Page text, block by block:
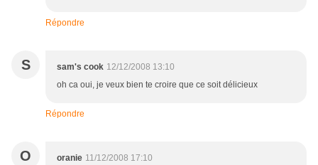
Répondre
S sam's cook 12/12/2008 13:10
oh ca oui, je veux bien te croire que ce soit délicieux
Répondre
O oranie 11/12/2008 17:10